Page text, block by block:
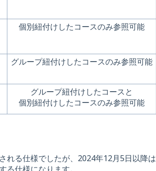
個別紐付けしたコースのみ参照可能
グループ紐付けしたコースのみ参照可能
グループ紐付けしたコースと
個別紐付けしたコースのみ参照可能
れる仕様でしたが、2024年12月5日以降は